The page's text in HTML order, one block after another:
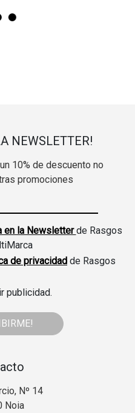
NEWSLETTER!
10% de descuento no
promociones
en la Newsletterde Rasgos
de privacidad de Rasgos
publicidad.
Nº 14
Noia